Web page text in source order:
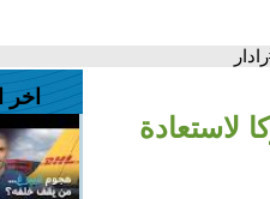
لاستعادة
اخر